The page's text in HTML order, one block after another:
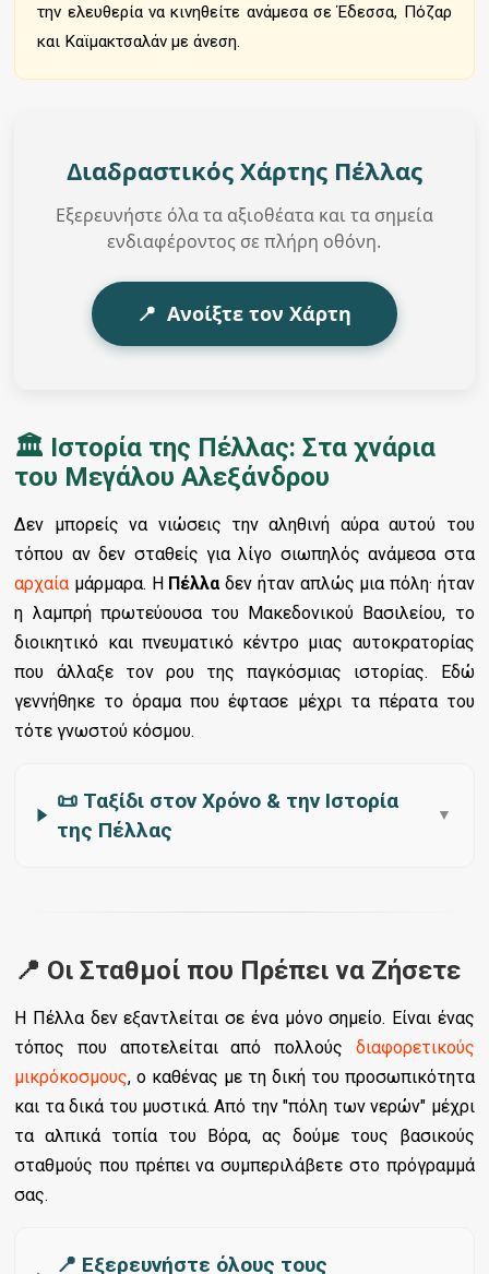
την ελευθερία να κινηθείτε ανάμεσα σε Έδεσσα, Πόζαρ
και Καϊμακτσαλάν με άνεση.
Διαδραστικός Χάρτης Πέλλας
Εξερευνήστε όλα τα αξιοθέατα και τα σημεία
ενδιαφέροντος σε πλήρη οθόνη.
📍 Ανοίξτε τον Χάρτη
🏛️ Ιστορία της Πέλλας: Στα χνάρια
του Μεγάλου Αλεξάνδρου
Δεν μπορείς να νιώσεις την αληθινή αύρα αυτού του
τόπου αν δεν σταθείς για λίγο σιωπηλός ανάμεσα στα
αρχαία μάρμαρα. Η Πέλλα δεν ήταν απλώς μια πόλη· ήταν
η λαμπρή πρωτεύουσα του Μακεδονικού Βασιλείου, το
διοικητικό και πνευματικό κέντρο μιας αυτοκρατορίας
που άλλαξε τον ρου της παγκόσμιας ιστορίας. Εδώ
γεννήθηκε το όραμα που έφτασε μέχρι τα πέρατα του
τότε γνωστού κόσμου.
📜 Ταξίδι στον Χρόνο & την Ιστορία
της Πέλλας
▼
📍 Οι Σταθμοί που Πρέπει να Ζήσετε
Η Πέλλα δεν εξαντλείται σε ένα μόνο σημείο. Είναι ένας
τόπος που αποτελείται από πολλούς διαφορετικούς
μικρόκοσμους, ο καθένας με τη δική του προσωπικότητα
και τα δικά του μυστικά. Από την "πόλη των νερών" μέχρι
τα αλπικά τοπία του Βόρα, ας δούμε τους βασικούς
σταθμούς που πρέπει να συμπεριλάβετε στο πρόγραμμά
σας.
📍 Εξερευνήστε όλους τους